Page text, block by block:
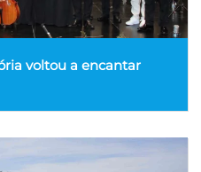
voltou a encantar